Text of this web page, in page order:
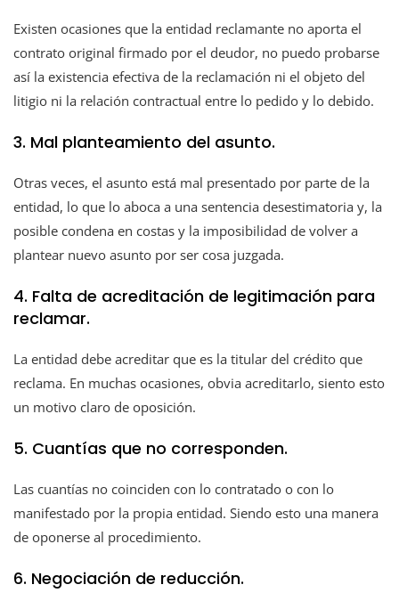
Existen ocasiones que la entidad reclamante no aporta el
contrato original firmado por el deudor, no puedo probarse
así la existencia efectiva de la reclamación ni el objeto del
litigio ni la relación contractual entre lo pedido y lo debido.
3. Mal planteamiento del asunto.
Otras veces, el asunto está mal presentado por parte de la
entidad, lo que lo aboca a una sentencia desestimatoria y, la
posible condena en costas y la imposibilidad de volver a
plantear nuevo asunto por ser cosa juzgada.
4. Falta de acreditación de legitimación para
reclamar.
La entidad debe acreditar que es la titular del crédito que
reclama. En muchas ocasiones, obvia acreditarlo, siento esto
un motivo claro de oposición.
5. Cuantías que no corresponden.
Las cuantías no coinciden con lo contratado o con lo
manifestado por la propia entidad. Siendo esto una manera
de oponerse al procedimiento.
6. Negociación de reducción.